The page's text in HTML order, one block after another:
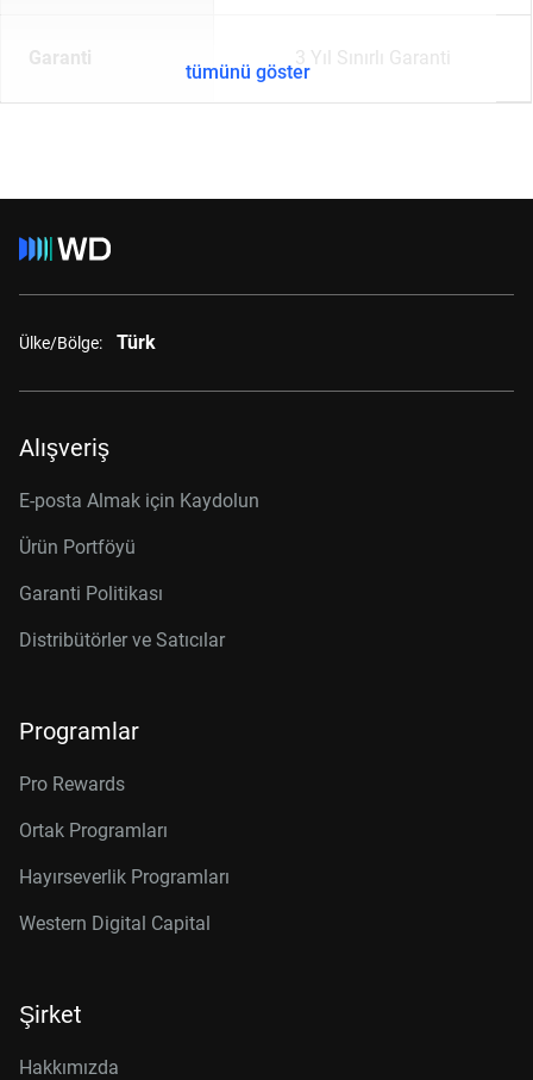
Garanti 3 Yıl Sınırlı Garanti
tümünü göster
Ülke/Bölge: Türk
Alışveriş
E-posta Almak için Kaydolun
Ürün Portföyü
Garanti Politikası
Distribütörler ve Satıcılar
Programlar
Pro Rewards
Ortak Programları
Hayırseverlik Programları
Western Digital Capital
Şirket
Hakkımızda